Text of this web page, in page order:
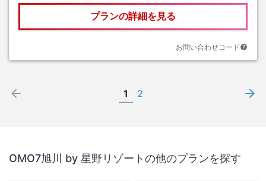
プランの詳細を見る
お問い合わせコード
1 2
OMO7旭川 by 星野リゾートの他のプランを探す